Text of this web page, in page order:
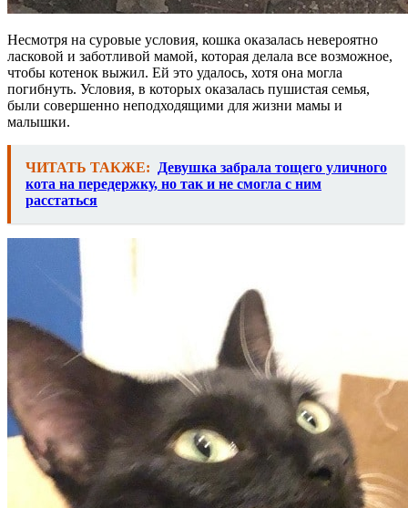
Несмотря на суровые условия, кошка оказалась невероятно
ласковой и заботливой мамой, которая делала все возможное,
чтобы котенок выжил. Ей это удалось, хотя она могла
погибнуть. Условия, в которых оказалась пушистая семья,
были совершенно неподходящими для жизни мамы и
малышки.
ЧИТАТЬ ТАКЖЕ:
Девушка забрала тощего уличного
кота на передержку, но так и не смогла с ним
расстаться